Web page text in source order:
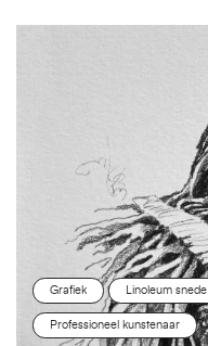
Grafiek Linoleum snede
Professioneel kunstenaar